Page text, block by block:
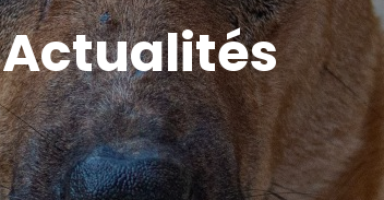
Actualités